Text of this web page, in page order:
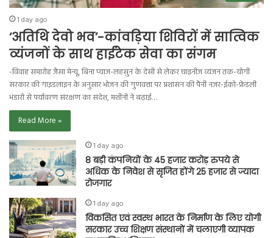
1 day ago
‘अतिथि देवो भव’-कांवड़िया शिविरों में सात्विक
व्यंजनों के साथ हाईटेक सेवा का संगम
-विवाह समारोह जैसा मेन्यू, बिना प्याज-लहसुन के देसी से लेकर चाइनीज व्यंजन तक-योगी
सरकार की गाइडलाइन के अनुसार भोजन की गुणवत्ता पर प्रशासन की पैनी नजर-ईको-फ्रेंडली
भंडारों से पर्यावरण संरक्षण का संदेश, मशीनों ने बढ़ाई…
Read More »
1 day ago
8 बड़ी कंपनियों के 45 हजार करोड़ रुपये से
अधिक के निवेश से सृजित होंगे 25 हजार से ज्यादा
रोजगार
1 day ago
विकसित एवं स्वस्थ भारत के निर्माण के लिए योगी
सरकार उच्च शिक्षण संस्थानों में चलाएगी व्यापक